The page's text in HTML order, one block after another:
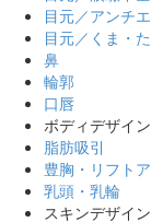
目元／アンチ
目元／くま・
鼻
輪郭
口唇
ボディデザイン
脂肪吸引
豊胸・リフト
乳頭・乳輪
スキンデザイ